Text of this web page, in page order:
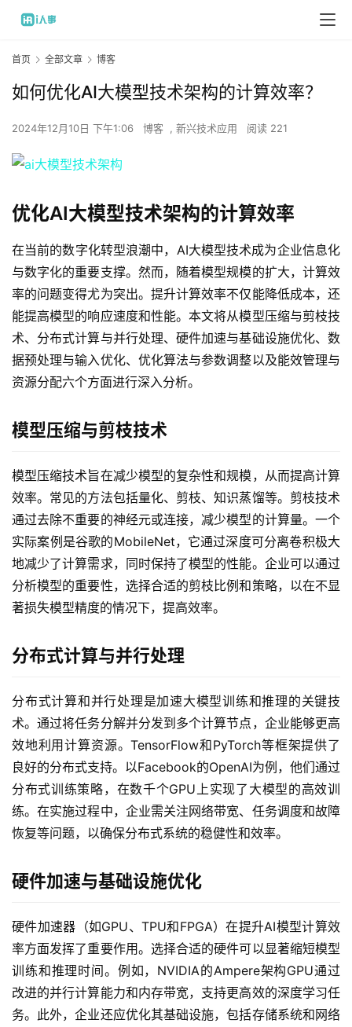
首页 全部文章 博客
如何优化AI大模型技术架构的计算效率？
2024年12月10日 下午1:06 博客 , 新兴技术应用 阅读 221
优化AI大模型技术架构的计算效率
在当前的数字化转型浪潮中，AI大模型技术成为企业信息化
与数字化的重要支撑。然而，随着模型规模的扩大，计算效
率的问题变得尤为突出。提升计算效率不仅能降低成本，还
能提高模型的响应速度和性能。本文将从模型压缩与剪枝技
术、分布式计算与并行处理、硬件加速与基础设施优化、数
据预处理与输入优化、优化算法与参数调整以及能效管理与
资源分配六个方面进行深入分析。
模型压缩与剪枝技术
模型压缩技术旨在减少模型的复杂性和规模，从而提高计算
效率。常见的方法包括量化、剪枝、知识蒸馏等。剪枝技术
通过去除不重要的神经元或连接，减少模型的计算量。一个
实际案例是谷歌的MobileNet，它通过深度可分离卷积极大
地减少了计算需求，同时保持了模型的性能。企业可以通过
分析模型的重要性，选择合适的剪枝比例和策略，以在不显
著损失模型精度的情况下，提高效率。
分布式计算与并行处理
分布式计算和并行处理是加速大模型训练和推理的关键技
术。通过将任务分解并分发到多个计算节点，企业能够更高
效地利用计算资源。TensorFlow和PyTorch等框架提供了
良好的分布式支持。以Facebook的OpenAI为例，他们通过
分布式训练策略，在数千个GPU上实现了大模型的高效训
练。在实施过程中，企业需关注网络带宽、任务调度和故障
恢复等问题，以确保分布式系统的稳健性和效率。
硬件加速与基础设施优化
硬件加速器（如GPU、TPU和FPGA）在提升AI模型计算效
率方面发挥了重要作用。选择合适的硬件可以显著缩短模型
训练和推理时间。例如，NVIDIA的Ampere架构GPU通过
改进的并行计算能力和内存带宽，支持更高效的深度学习任
务。此外，企业还应优化其基础设施，包括存储系统和网络